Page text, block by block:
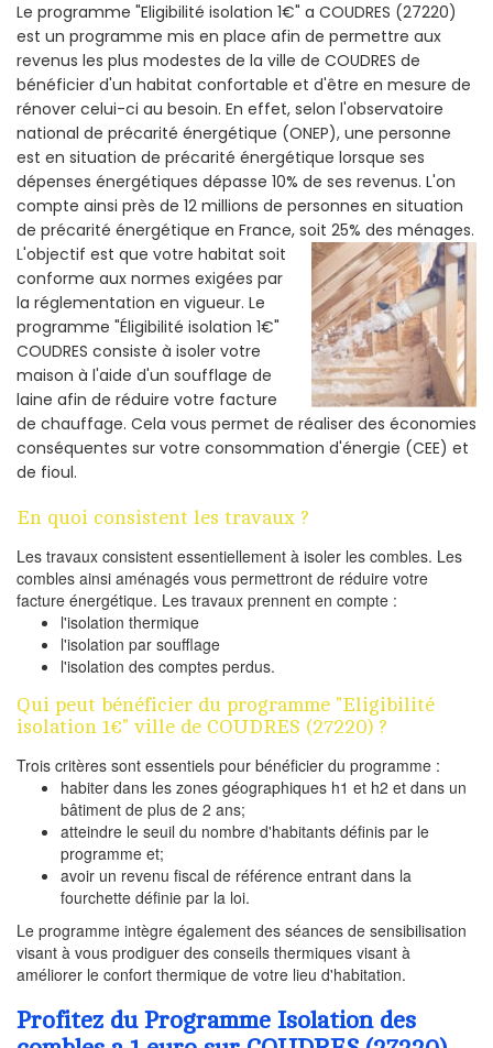
Le programme "Eligibilité isolation 1€" a COUDRES (27220)
est un programme mis en place afin de permettre aux
revenus les plus modestes de la ville de COUDRES de
bénéficier d'un habitat confortable et d'être en mesure de
rénover celui-ci au besoin. En effet, selon l'observatoire
national de précarité énergétique (ONEP), une personne
est en situation de précarité énergétique lorsque ses
dépenses énergétiques dépasse 10% de ses revenus. L'on
compte ainsi près de 12 millions de personnes en situation
de précarité énergétique en France, soit 25% des ménages.
L'objectif est que votre habitat soit
conforme aux normes exigées par
la réglementation en vigueur. Le
programme "Éligibilité isolation 1€"
COUDRES consiste à isoler votre
maison à l'aide d'un soufflage de
laine afin de réduire votre facture
de chauffage. Cela vous permet de réaliser des économies
conséquentes sur votre consommation d'énergie (CEE) et
de fioul.
En quoi consistent les travaux ?
Les travaux consistent essentiellement à isoler les combles. Les
combles ainsi aménagés vous permettront de réduire votre
facture énergétique. Les travaux prennent en compte :
l'isolation thermique
l'isolation par soufflage
l'isolation des comptes perdus.
Qui peut bénéficier du programme "Eligibilité
isolation 1€" ville de COUDRES (27220) ?
Trois critères sont essentiels pour bénéficier du programme :
habiter dans les zones géographiques h1 et h2 et dans un
bâtiment de plus de 2 ans;
atteindre le seuil du nombre d'habitants définis par le
programme et;
avoir un revenu fiscal de référence entrant dans la
fourchette définie par la loi.
Le programme intègre également des séances de sensibilisation
visant à vous prodiguer des conseils thermiques visant à
améliorer le confort thermique de votre lieu d'habitation.
Profitez du Programme Isolation des